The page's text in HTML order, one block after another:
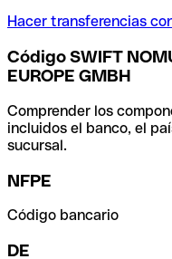
Hacer transferencias
Código SWIFT
EUROPE GMBH
Comprender los
incluidos el banco, el
sucursal.
NFPE
Código bancario
DE